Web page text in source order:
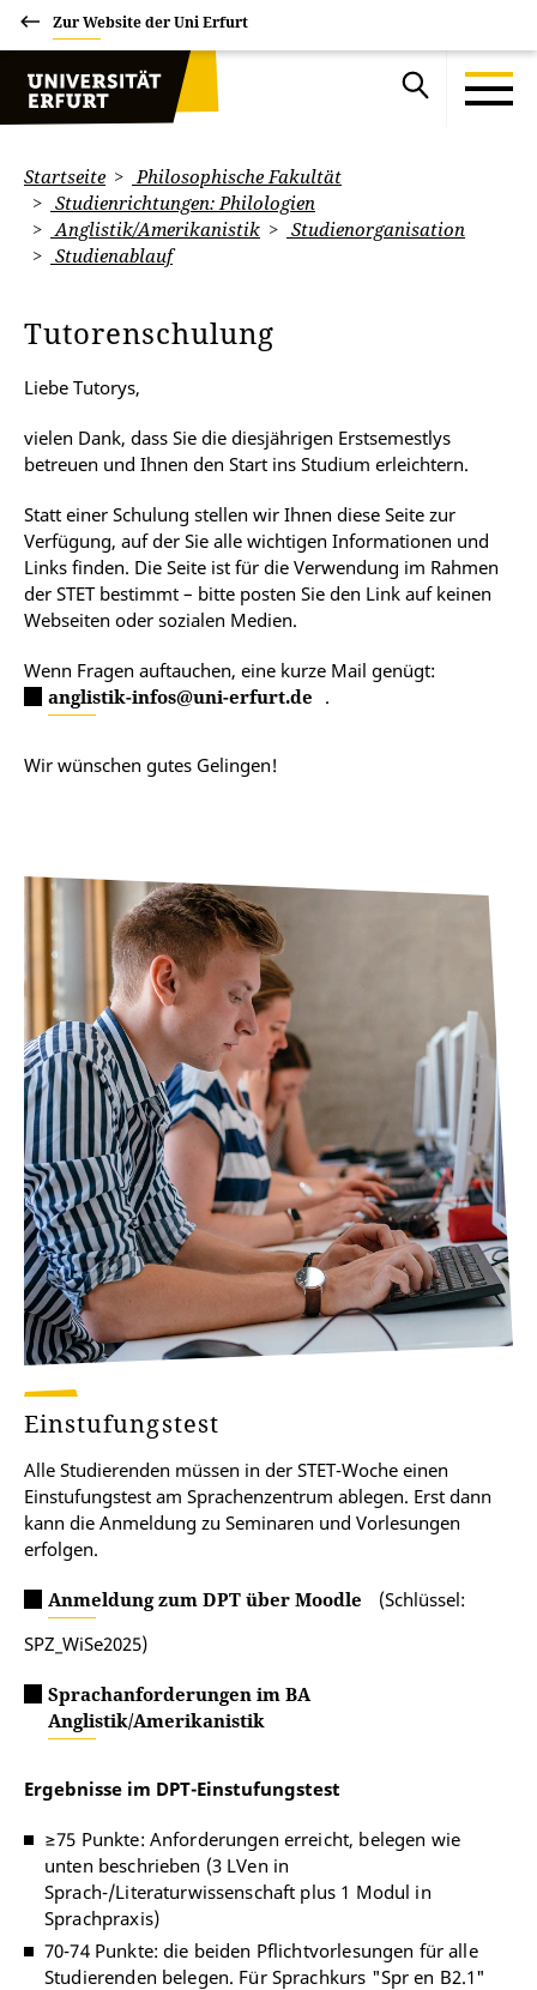
Zur Website der Uni Erfurt
Startseite
Philosophische Fakultät
Studienrichtungen: Philologien
Anglistik/Amerikanistik
Studienorganisation
Studienablauf
Tutorenschulung
Liebe Tutorys,
vielen Dank, dass Sie die diesjährigen Erstsemestlys
betreuen und Ihnen den Start ins Studium erleichtern.
Statt einer Schulung stellen wir Ihnen diese Seite zur
Verfügung, auf der Sie alle wichtigen Informationen und
Links finden. Die Seite ist für die Verwendung im Rahmen
der STET bestimmt – bitte posten Sie den Link auf keinen
Webseiten oder sozialen Medien.
Wenn Fragen auftauchen, eine kurze Mail genügt:
anglistik-infos@uni-erfurt.de .
Wir wünschen gutes Gelingen!
Einstufungstest
Alle Studierenden müssen in der STET-Woche einen
Einstufungstest am Sprachenzentrum ablegen. Erst dann
kann die Anmeldung zu Seminaren und Vorlesungen
erfolgen.
Anmeldung zum DPT über Moodle
(Schlüssel:
SPZ_WiSe2025)
Sprachanforderungen im BA
Anglistik/Amerikanistik
Ergebnisse im DPT-Einstufungstest
≥75 Punkte: Anforderungen erreicht, belegen wie
unten beschrieben (3 LVen in
Sprach-/Literaturwissenschaft plus 1 Modul in
Sprachpraxis)
70-74 Punkte: die beiden Pflichtvorlesungen für alle
Studierenden belegen. Für Sprachkurs "Spr en B2.1"